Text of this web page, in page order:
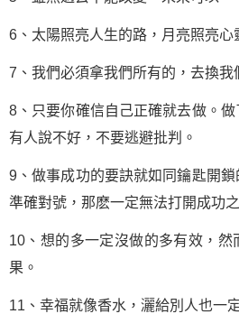
6、太陽照亮人生的路，月亮照亮心
7、我們必須拿我們所有的，去換我
8、只要你確信自己正確就去做。
有人說不好，不要逃避批判。
9、做事成功的要訣就如同鑰匙開
準確對號，那麽一定無法打開成功之
10、想的多一定沒做的多有效，
果。
11、幸福就像香水，灑給別人也一